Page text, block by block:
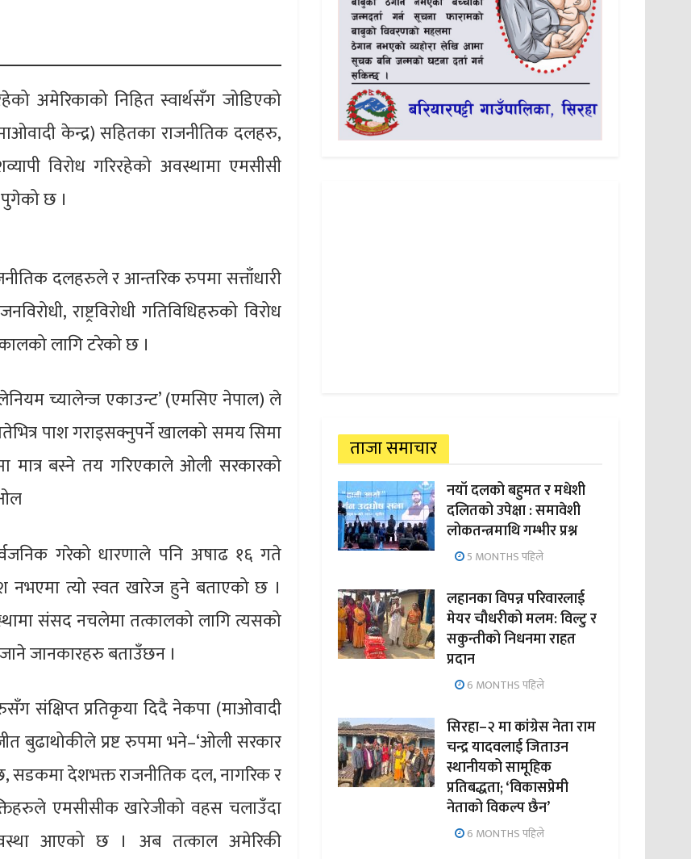
अमेरिकाको निहित स्वार्थसँग जोडिएको
केन्द्र) सहितका राजनीतिक दलहरु,
विरोध गरिरहेको अवस्थामा एमसीसी
छ ।
दलहरुले र आन्तरिक रुपमा सत्ताँधारी
राष्ट्रविरोधी गतिविधिहरुको विरोध
लागि टरेको छ ।
च्यालेन्ज एकाउन्ट’ (एमसिए नेपाल) ले
पाश गराइसक्नुपर्ने खालको समय सिमा
बस्ने तय गरिएकाले ओली सरकारको
गरेको धारणाले पनि अषाढ १६ गते
नभएमा त्यो स्वत खारेज हुने बताएको छ ।
संसद नचलेमा तत्कालको लागि त्यसको
जानकारहरु बताउँछन ।
संक्षिप्त प्रतिकृया दिदै नेकपा (माओवादी
बुढाथोकीले प्रष्ट रुपमा भने–‘ओली सरकार
सडकमा देशभक्त राजनीतिक दल, नागरिक र
एमसीसीक खारेजीको वहस चलाउँदा
आएको छ । अब तत्काल अमेरिकी
ताजा समाचार
नयाँ दलको बहुमत र मधेशी
दलितको उपेक्षा : समावेशी
लोकतन्त्रमाथि गम्भीर प्रश्न
5 MONTHS पहिले
लहानका विपन्न परिवारलाई
मेयर चौधरीको मलम: विल्टु र
सकुन्तीको निधनमा राहत
प्रदान
6 MONTHS पहिले
सिरहा–२ मा कांग्रेस नेता राम
चन्द्र यादवलाई जिताउन
स्थानीयको सामूहिक
प्रतिबद्धता; ‘विकासप्रेमी
नेताको विकल्प छैन’
6 MONTHS पहिले